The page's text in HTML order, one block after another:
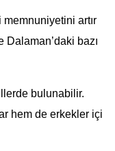
artır
Dalaman’daki bazı
bulunabilir.
hem de erkekler içi